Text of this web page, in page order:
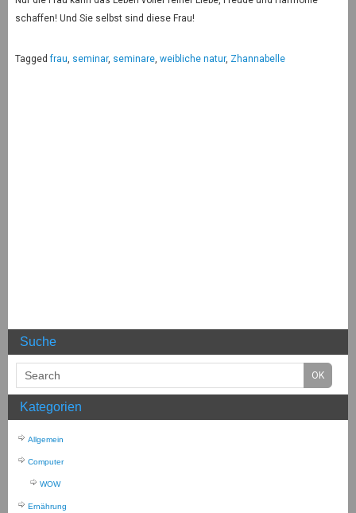
schaffen! Und Sie selbst sind diese Frau!
Taggedfrau seminar, seminare, weibliche natur, Zhannabelle
Suche
Kategorien
Allgemein
Computer
WOW
Ernährung